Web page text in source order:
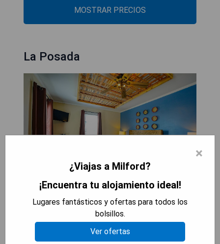
MOSTRAR PRECIOS
La Posada
La Posada ofrece un centro de fitness, jardín,
terraza y restaurante en Milford. Entre las
instalaciones de este establecimiento se
encuentran el servicio de habitaciones y el
×
¿Viajas a Milford?
¡Encuentra tu alojamiento ideal!
Lugares fantásticos y ofertas para todos los
bolsillos.
Ver ofertas